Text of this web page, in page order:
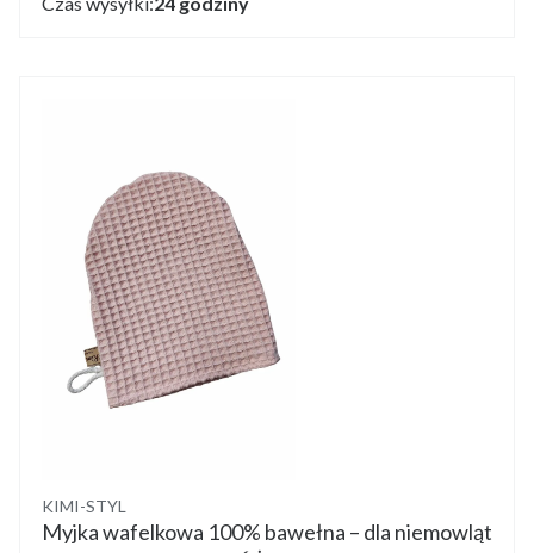
Producent
KIMI-STYL
Myjka wafelkowa 100% bawełna – dla niemowląt